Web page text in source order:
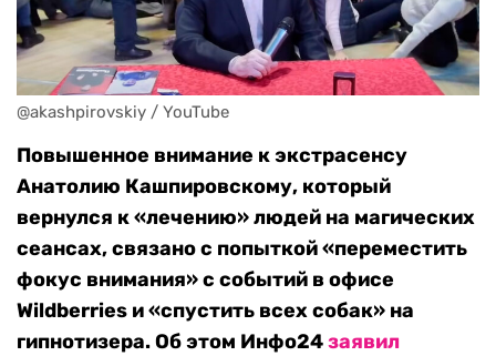
@akashpirovskiy / YouTube
Повышенное внимание к экстрасенсу
Анатолию Кашпировскому, который
вернулся к «лечению» людей на магических
сеансах, связано с попыткой «переместить
фокус внимания» с событий в офисе
Wildberries и «спустить всех собак» на
гипнотизера. Об этом Инфо24заявил